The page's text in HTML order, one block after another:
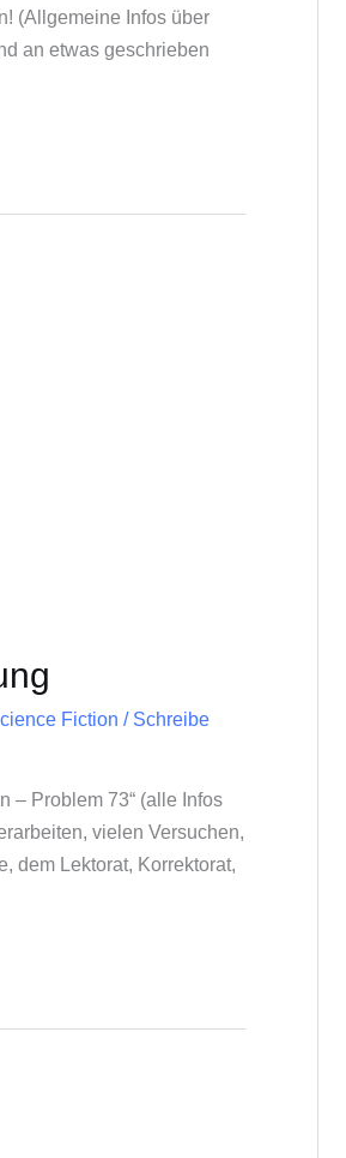
(Allgemeine Infos über
an etwas geschrieben
Fiction / Schreibe
– Problem 73“ (alle Infos
vielen Versuchen,
dem Lektorat, Korrektorat,